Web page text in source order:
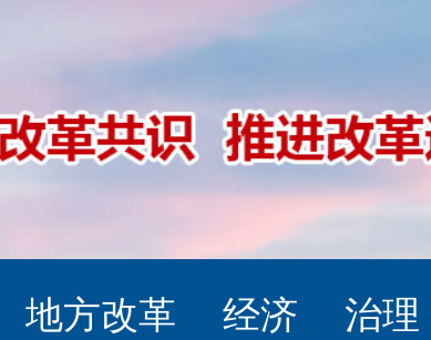
地方改革 经济 治理